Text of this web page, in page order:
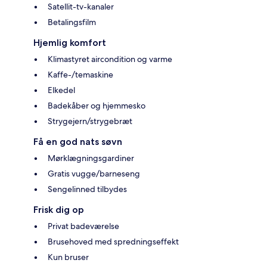
Satellit-tv-kanaler
Betalingsfilm
Hjemlig komfort
Klimastyret aircondition og varme
Kaffe-/temaskine
Elkedel
Badekåber og hjemmesko
Strygejern/strygebræt
Få en god nats søvn
Mørklægningsgardiner
Gratis vugge/barneseng
Sengelinned tilbydes
Frisk dig op
Privat badeværelse
Brusehoved med spredningseffekt
Kun bruser